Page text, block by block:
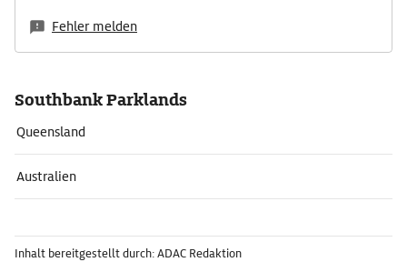
Fehler melden
Southbank Parklands
Queensland
Australien
Inhalt bereitgestellt durch: ADAC Redaktion